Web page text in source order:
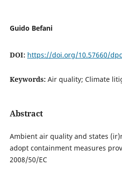
Guido Befani
DOI: https://doi.org/10.57660/
Keywords: Air quality; Climate
Abstract
Ambient air quality and states
adopt containment measures
2008/50/EC